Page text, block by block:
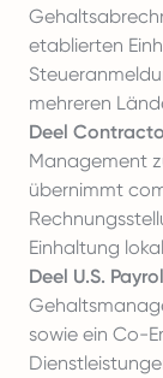
etablierten
mehreren
Deel
Management
übernimmt
Einhaltung
Deel U.S.
sowie ein Co-